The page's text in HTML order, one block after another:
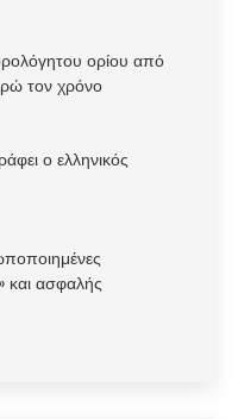
ορίου από
τον χρόνο
ο ελληνικός
και ασφαλής